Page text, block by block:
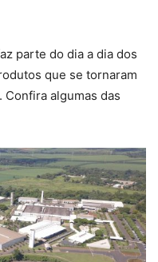
parte do dia a dia dos
que se tornaram
algumas das